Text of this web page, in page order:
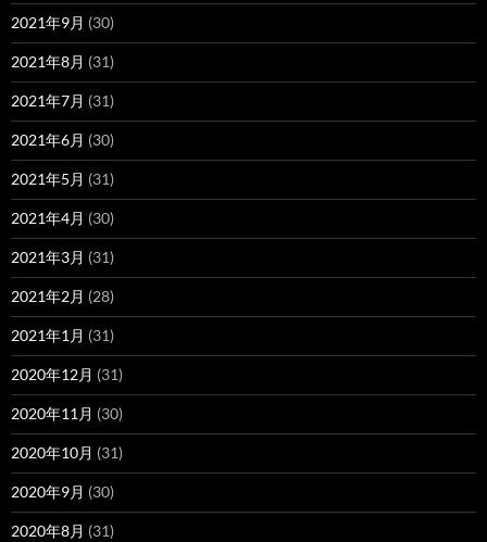
2021年9月 (30)
2021年8月 (31)
2021年7月 (31)
2021年6月 (30)
2021年5月 (31)
2021年4月 (30)
2021年3月 (31)
2021年2月 (28)
2021年1月 (31)
2020年12月 (31)
2020年11月 (30)
2020年10月 (31)
2020年9月 (30)
2020年8月 (31)